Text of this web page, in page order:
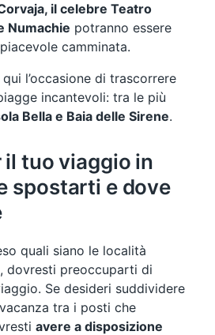
il celebre Teatro
Numachie potranno essere
camminata.
l’occasione di trascorrere
incantevoli: tra le più
Bella e Baia delle Sirene.
il tuo viaggio in
spostarti e dove
quali siano le località
dovresti preoccuparti di
Se desideri suddividere
tra i posti che
avere a disposizione